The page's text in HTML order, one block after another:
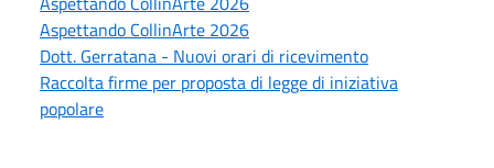
Aspettando CollinArte 2026
Dott. Gerratana - Nuovi orari di ricevimento
Raccolta firme per proposta di legge di iniziativa
popolare